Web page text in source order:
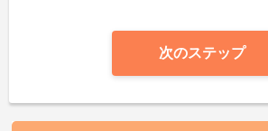
次のステップ